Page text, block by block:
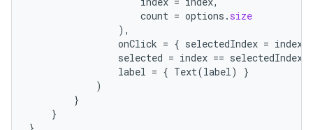
count = options . size
),
onClick = { selectedIndex = index
selected = index == selectedIndex
label = { Text(label )
}
)
}
}
}